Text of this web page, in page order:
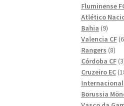
Fluminense
Atlético
Bahia 99
Valencia CF 6
Rangers 88
Córdoba CF 3
Cruzeiro EC
Internacional
Borussia